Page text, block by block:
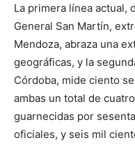
La primera línea actual,
General San Martín,
Mendoza, abraza una
geográficas, y la
Córdoba, mide ciento
ambas un total de
guarnecidas por
oficiales, y seis mil